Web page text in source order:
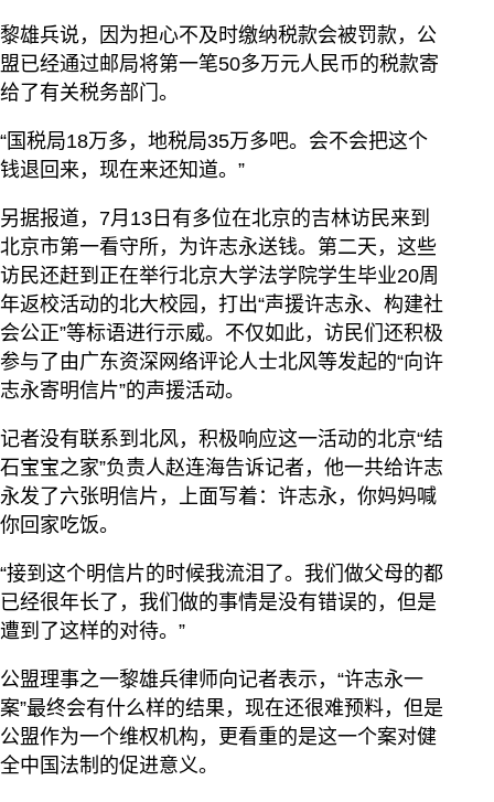
黎雄兵说，因为担心不及时缴纳税款会被罚款，公
盟已经通过邮局将第一笔50多万元人民币的税款寄
给了有关税务部门。
“国税局18万多，地税局35万多吧。会不会把这个
钱退回来，现在来还知道。”
另据报道，7月13日有多位在北京的吉林访民来到
北京市第一看守所，为许志永送钱。第二天，这些
访民还赶到正在举行北京大学法学院学生毕业20周
年返校活动的北大校园，打出“声援许志永、构建社
会公正”等标语进行示威。不仅如此，访民们还积极
参与了由广东资深网络评论人士北风等发起的“向许
志永寄明信片”的声援活动。
记者没有联系到北风，积极响应这一活动的北京“结
石宝宝之家”负责人赵连海告诉记者，他一共给许志
永发了六张明信片，上面写着：许志永，你妈妈喊
你回家吃饭。
“接到这个明信片的时候我流泪了。我们做父母的都
已经很年长了，我们做的事情是没有错误的，但是
遭到了这样的对待。”
公盟理事之一黎雄兵律师向记者表示，“许志永一
案”最终会有什么样的结果，现在还很难预料，但是
公盟作为一个维权机构，更看重的是这一个案对健
全中国法制的促进意义。